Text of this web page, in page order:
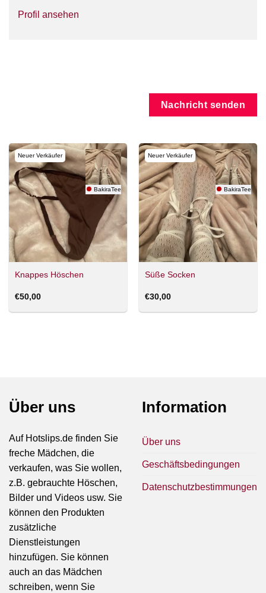
Profil ansehen
Nachricht senden
Neuer Verkäufer
BakiraTeerose
Knappes Höschen
€50,00
Neuer Verkäufer
BakiraTeerose
Süße Socken
€30,00
Über uns
Auf Hotslips.de finden Sie
freche Mädchen, die
verkaufen, was Sie wollen,
z.B. gebrauchte Höschen,
Bilder und Videos usw. Sie
können den Produkten
zusätzliche
Dienstleistungen
hinzufügen. Sie können
auch an das Mädchen
schreiben, wenn Sie
Information
Über uns
Geschäftsbedingungen
Datenschutzbestimmungen